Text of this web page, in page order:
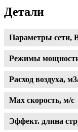
Детали
Параметры сети,
Режимы
Расход воздуха,
Max скорость, м/с
Эффект. длина